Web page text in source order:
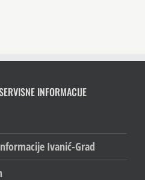
INFORMACIJE
Ivanić-Grad